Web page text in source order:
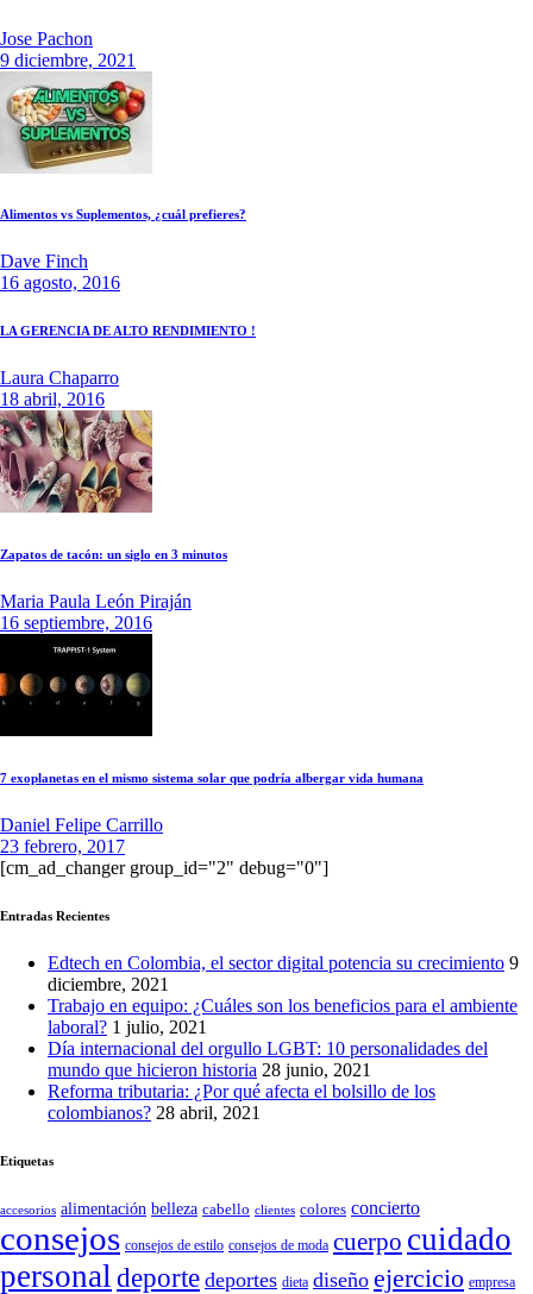
Jose Pachon
9 diciembre, 2021
Alimentos vs Suplementos, ¿cuál prefieres?
Dave Finch
16 agosto, 2016
LA GERENCIA DE ALTO RENDIMIENTO !
Laura Chaparro
18 abril, 2016
Zapatos de tacón: un siglo en 3 minutos
Maria Paula León Piraján
16 septiembre, 2016
7 exoplanetas en el mismo sistema solar que podría albergar vida humana
Daniel Felipe Carrillo
23 febrero, 2017
[cm_ad_changer group_id="2" debug="0"]
Entradas Recientes
Edtech en Colombia, el sector digital potencia su crecimiento 9
diciembre, 2021
Trabajo en equipo: ¿Cuáles son los beneficios para el ambiente
laboral? 1 julio, 2021
Día internacional del orgullo LGBT: 10 personalidades del
mundo que hicieron historia 28 junio, 2021
Reforma tributaria: ¿Por qué afecta el bolsillo de los
colombianos? 28 abril, 2021
Etiquetas
accesorios alimentación belleza cabello clientes colores concierto
consejos consejos de estilo consejos de moda cuerpo cuidado
personaldeporte deportes dieta diseño ejercicio empresa